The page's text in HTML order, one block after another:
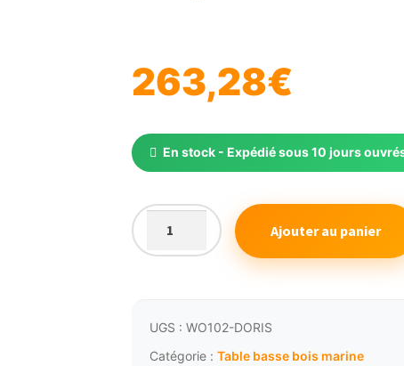
263,28€
En stock - Expédié sous 10 jours
quantité
de
étagère
marine
Ajouter au panier
UGS : WO102-DORIS
Catégorie : Table basse bois marine